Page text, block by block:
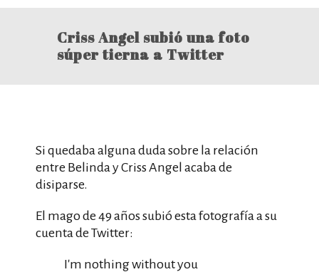
Criss Angel subió una foto
súper tierna a Twitter
Si quedaba alguna duda sobre la relación
entre Belinda y Criss Angel acaba de
disiparse.
El mago de 49 años subió esta fotografía a su
cuenta de Twitter:
I'm nothing without you